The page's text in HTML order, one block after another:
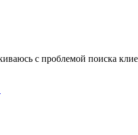
с проблемой поиска